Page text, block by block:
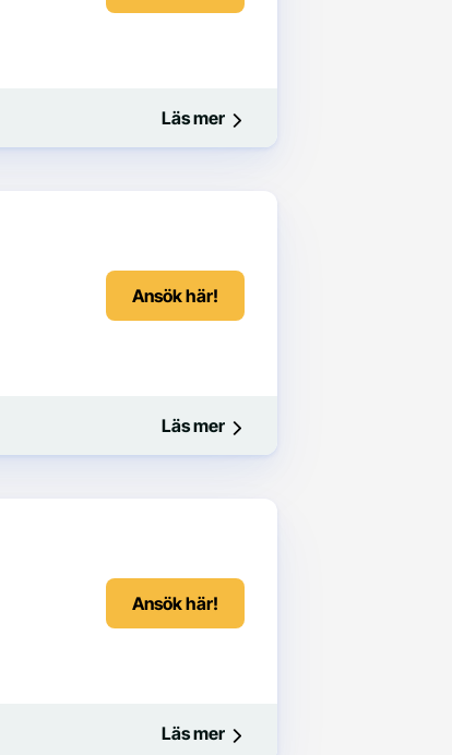
Läs mer
Ansök här!
Läs mer
Ansök här!
Läs mer